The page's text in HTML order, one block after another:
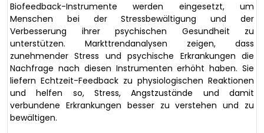
Biofeedback-Instrumente werden eingesetzt, um
Menschen bei der Stressbewältigung und der
Verbesserung ihrer psychischen Gesundheit zu
unterstützen. Markttrendanalysen zeigen, dass
zunehmender Stress und psychische Erkrankungen die
Nachfrage nach diesen Instrumenten erhöht haben. Sie
liefern Echtzeit-Feedback zu physiologischen Reaktionen
und helfen so, Stress, Angstzustände und damit
verbundene Erkrankungen besser zu verstehen und zu
bewältigen.